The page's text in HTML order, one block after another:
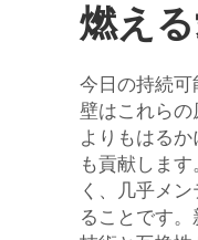
燃え
今日の持続可
壁はこれらの
よりもはる
も貢献しま
く、几乎メ
ることです